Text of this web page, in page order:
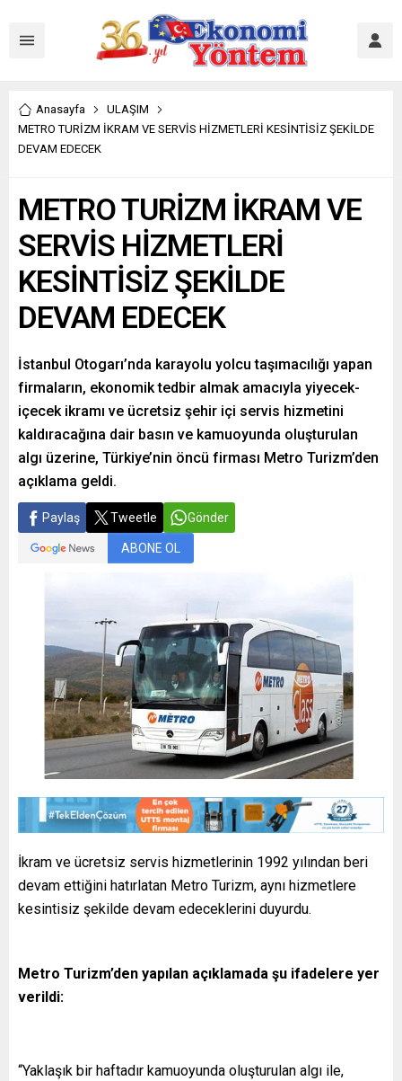
Anasayfa
ULAŞIM
METRO TURİZM İKRAM VE SERVİS HİZMETLERİ KESİNTİSİZ ŞEKİLDE
DEVAM EDECEK
METRO TURİZM İKRAM VE
SERVİS HİZMETLERİ
KESİNTİSİZ ŞEKİLDE
DEVAM EDECEK
İstanbul Otogarı’nda karayolu yolcu taşımacılığı yapan
firmaların, ekonomik tedbir almak amacıyla yiyecek-
içecek ikramı ve ücretsiz şehir içi servis hizmetini
kaldıracağına dair basın ve kamuoyunda oluşturulan
algı üzerine, Türkiye’nin öncü firması Metro Turizm’den
açıklama geldi.
Paylaş Tweetle Gönder
ABONE OL
İkram ve ücretsiz servis hizmetlerinin 1992 yılından beri
devam ettiğini hatırlatan Metro Turizm, aynı hizmetlere
kesintisiz şekilde devam edeceklerini duyurdu.
Metro Turizm’den yapılan açıklamada şu ifadelere yer
verildi:
“Yaklaşık bir haftadır kamuoyunda oluşturulan algı ile,